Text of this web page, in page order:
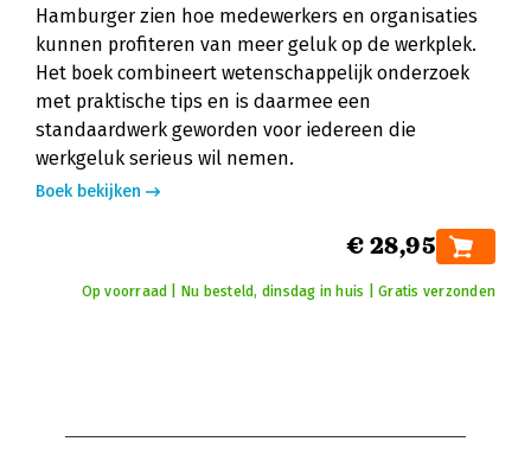
Hamburger zien hoe medewerkers en organisaties
kunnen profiteren van meer geluk op de werkplek.
Het boek combineert wetenschappelijk onderzoek
met praktische tips en is daarmee een
standaardwerk geworden voor iedereen die
werkgeluk serieus wil nemen.
Boek bekijken
€ 28,95
Op voorraad | Nu besteld, dinsdag in huis | Gratis verzonden